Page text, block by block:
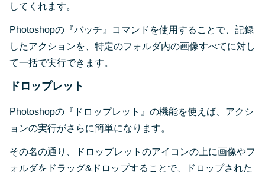
してくれます。
Photoshopの『バッチ』コマンドを使用することで、記録
したアクションを、特定のフォルダ内の画像すべてに対し
て一括で実行できます。
ドロップレット
Photoshopの『ドロップレット』の機能を使えば、アクシ
ョンの実行がさらに簡単になります。
その名の通り、ドロップレットのアイコンの上に画像やフ
ォルダをドラッグ&ドロップすることで、ドロップされた